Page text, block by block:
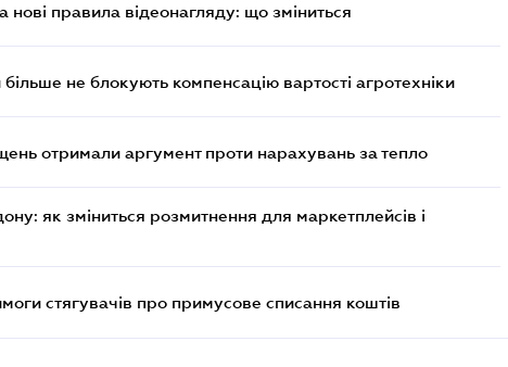
нові правила відеонагляду: що зміниться
не блокують компенсацію вартості агротехніки
отримали аргумент проти нарахувань за тепло
як зміниться розмитнення для маркетплейсів і
стягувачів про примусове списання коштів